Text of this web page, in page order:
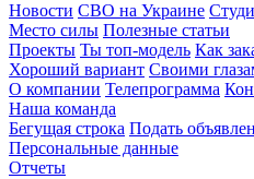
Новости СВО на Украине
Место силы Полезные статьи
Проекты Ты топ-модель Как
Хороший вариант Своими
О компании Телепрограмма
Наша команда
Бегущая строка Подать
Персональные данные
Отчеты